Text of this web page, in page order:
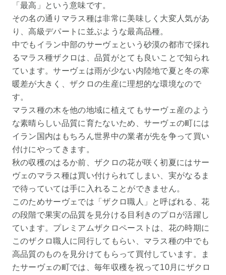
「最高」という意味です。
その名の通りマラス種は非常に美味しく大変人気があ
り、高級デパートに並ぶような最高品種。
中でもイラン中部のサーヴェという砂漠の都市で採れ
るマラス種ザクロは、品質がとても良いことで知られ
ています。サーヴェは雨が少ない内陸地で夏と冬の寒
暖差が大きく、ザクロの生産に理想的な環境なので
す。
マラス種の木を他の地域に植えてもサーヴェ産のよう
な素晴らしい品質に育たないため、サーヴェの町には
イラン国内はもちろん世界中の業者が先を争って買い
付けにやってきます。
秋の収穫のはるか前、ザクロの花が咲く初夏にはサー
ヴェのマラス種は買い付けられてしまい、実がなるま
で待っていては手に入れることができません。
このためサーヴェでは「ザクロ職人」と呼ばれる、花
の段階で果実の品質を見分ける目利きのプロが活躍し
ています。プレミアムザクロペーストは、花の時期に
このザクロ職人に同行してもらい、マラス種の中でも
高品質のものを見分けてもらって買付しています。ま
たサーヴェの町では、毎年収穫を祝って10月にザクロ